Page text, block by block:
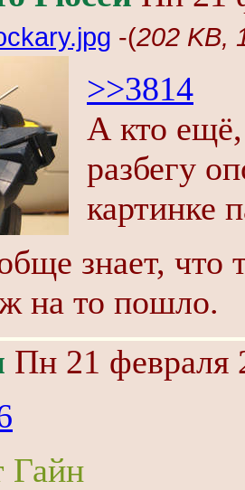
-(202 KB,
>>3814
А кто ещё,
разбегу
картинке
знает, что
на то пошло.
Пн 21 февраля
Гайн